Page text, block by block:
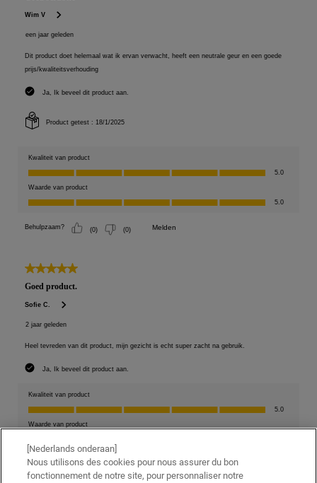
[Nederlands onderaan]
Nous utilisons des cookies pour nous assurer du bon
fonctionnement de notre site, pour personnaliser notre